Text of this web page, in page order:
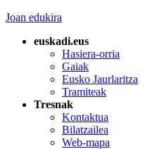
Joan edukira
euskadi.eus
Hasiera-orria
Gaiak
Eusko Jaurlaritza
Tramiteak
Tresnak
Kontaktua
Bilatzailea
Web-mapa